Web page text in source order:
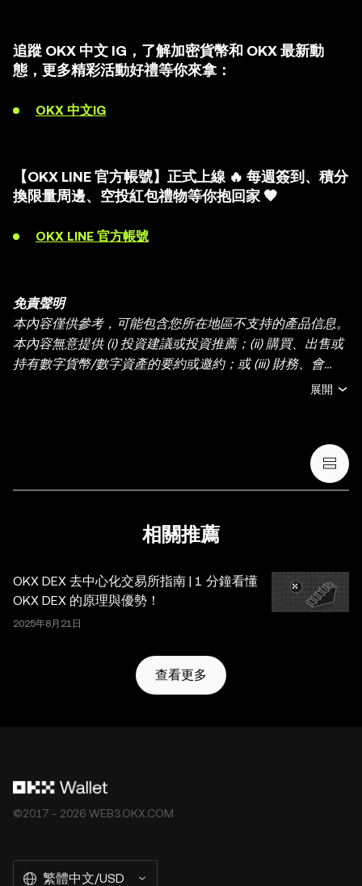
追蹤 OKX 中文 IG，了解加密貨幣和 OKX 最新動
態，更多精彩活動好禮等你來拿：
OKX 中文IG
【OKX LINE 官方帳號】正式上線 🔥 每週簽到、積分
換限量周邊、空投紅包禮物等你抱回家 🧡
OKX LINE 官方帳號
免責聲明
本內容僅供參考，可能包含您所在地區不支持的產品信息。
本內容無意提供 (i) 投資建議或投資推薦；(ii) 購買、出售或
持有數字貨幣/數字資產的要約或邀約；或 (iii) 財務、會
計、法律或稅務建議。持有數字貨幣/數字資產 (包括穩定幣
幣/數字資產是否適合您。有關您的具體情況，請諮詢您的
法律/稅務/投資專業人士。本帖中的所有信息 (包括市場數
據與統計資料) 僅作一般性參考。某些內容可能由人工智能
採取一切合理措施確保準確，但我們不對其中可能存在的任
何事實錯誤或遺漏承擔任何責任。OKX Wallet 及相關服務
務條款約束。
展開
相關推薦
OKX DEX 去中心化交易所指南 | 1 分鐘看懂
OKX DEX 的原理與優勢！
2025年8月21日
查看更多
©2017 - 2026 WEB3.OKX.COM
繁體中文/USD